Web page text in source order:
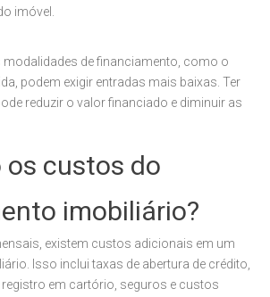
imóvel.
modalidades de financiamento, como o
podem exigir entradas mais baixas. Ter
reduzir o valor financiado e diminuir as
os custos do
imobiliário?
existem custos adicionais em um
Isso inclui taxas de abertura de crédito,
em cartório, seguros e custos